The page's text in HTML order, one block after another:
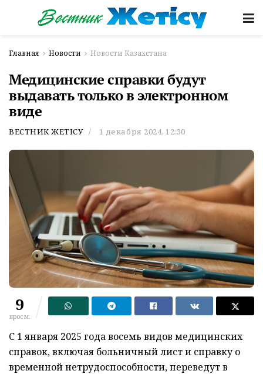
Главная Новости Новости Казахстана
Медицинские справки будут
выдавать только в электронном
виде
ВЕСТНИК ЖЕТІСУ 1 декабря 2024, 12:30
9
просм.
С 1 января 2025 года восемь видов медицинских
справок, включая больничный лист и справку о
временной нетрудоспособности, переведут в